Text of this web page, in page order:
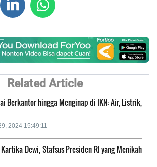
Related Article
Berkantor hingga Menginap di IKN: Air, Listrik,
2024 15:49:11
Dewi, Stafsus Presiden RI yang Menikah